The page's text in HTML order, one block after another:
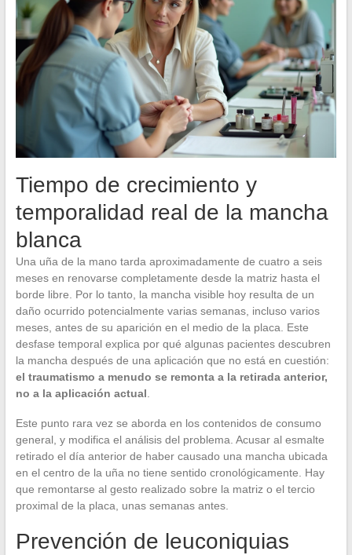
Tiempo de crecimiento y
temporalidad real de la mancha
blanca
Una uña de la mano tarda aproximadamente de cuatro a seis
meses en renovarse completamente desde la matriz hasta el
borde libre. Por lo tanto, la mancha visible hoy resulta de un
daño ocurrido potencialmente varias semanas, incluso varios
meses, antes de su aparición en el medio de la placa. Este
desfase temporal explica por qué algunas pacientes descubren
la mancha después de una aplicación que no está en cuestión:
el traumatismo a menudo se remonta a la retirada anterior,
no a la aplicación actual.
Este punto rara vez se aborda en los contenidos de consumo
general, y modifica el análisis del problema. Acusar al esmalte
retirado el día anterior de haber causado una mancha ubicada
en el centro de la uña no tiene sentido cronológicamente. Hay
que remontarse al gesto realizado sobre la matriz o el tercio
proximal de la placa, unas semanas antes.
Prevención de leuconiquias